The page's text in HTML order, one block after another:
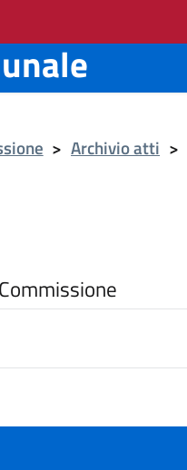
> Archivio atti >